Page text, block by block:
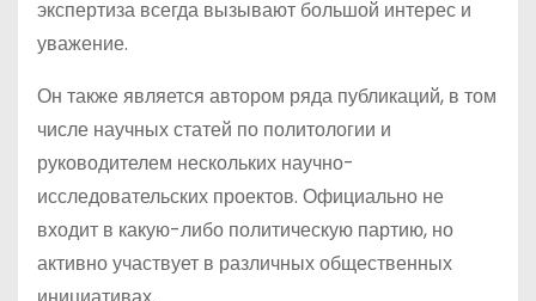
экспертиза всегда вызывают большой интерес и
уважение.
Он также является автором ряда публикаций, в том
числе научных статей по политологии и
руководителем нескольких научно-
исследовательских проектов. Официально не
входит в какую-либо политическую партию, но
активно участвует в различных общественных